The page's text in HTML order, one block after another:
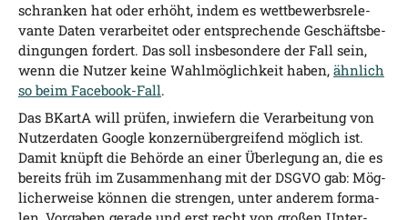
schran­ken hat oder erhöht, indem es wett­be­werbs­re­le­
van­te Daten ver­ar­bei­tet oder ent­spre­chen­de Geschäfts­be­
din­gun­gen for­dert. Das soll ins­be­son­de­re der Fall sein,
wenn die Nut­zer kei­ne Wahl­mög­lich­keit haben, ähn­lich
so beim Face­book-Fall.
Das BKar­tA will prü­fen, inwie­fern die Ver­ar­bei­tung von
Nut­zer­da­ten Goog­le kon­zern­über­grei­fend mög­lich ist.
Damit knüpft die Behör­de an einer Über­le­gung an, die es
bereits früh im Zusam­men­hang mit der DSGVO gab: Mög­
li­cher­wei­se kön­nen die stren­gen, unter ande­rem for­ma­